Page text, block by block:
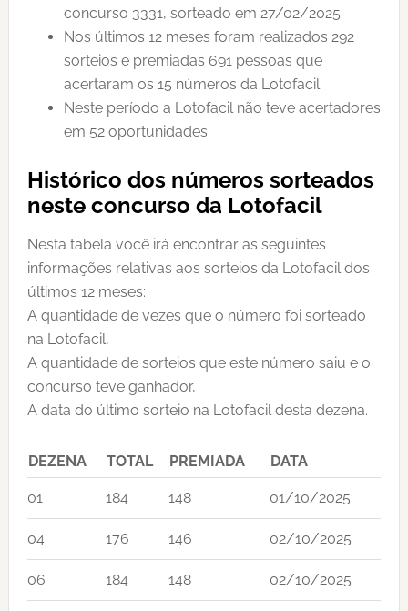
concurso 3331, sorteado em 27/02/2025.
Nos últimos 12 meses foram realizados 292
sorteios e premiadas 691 pessoas que
acertaram os 15 números da Lotofacil.
Neste período a Lotofacil não teve acertadores
em 52 oportunidades.
Histórico dos números sorteados
neste concurso da Lotofacil
Nesta tabela você irá encontrar as seguintes
informações relativas aos sorteios da Lotofacil dos
últimos 12 meses:
A quantidade de vezes que o número foi sorteado
na Lotofacil,
A quantidade de sorteios que este número saiu e o
concurso teve ganhador,
A data do último sorteio na Lotofacil desta dezena.
DEZENA TOTAL PREMIADA DATA
01 184 148 01/10/2025
04 176 146 02/10/2025
06 184 148 02/10/2025